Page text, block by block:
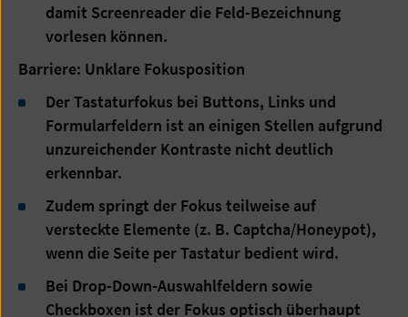
damit Screenreader die Feld-Bezeichnung
vorlesen können.
Barriere: Unklare Fokusposition
Der Tastaturfokus bei Buttons, Links und
Formularfeldern ist an einigen Stellen aufgrund
unzureichender Kontraste nicht deutlich
erkennbar.
Zudem springt der Fokus teilweise auf
versteckte Elemente (z. B. Captcha/Honeypot),
wenn die Seite per Tastatur bedient wird.
Bei Drop-Down-Auswahlfeldern sowie
Checkboxen ist der Fokus optisch überhaupt